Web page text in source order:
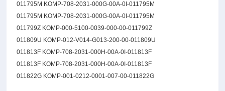
011795M KOMP-708-2031-000G-00A-0I-011795M
011795M KOMP-708-2031-000G-00A-0I-011795M
011799Z KOMP-000-5100-0039-000-00-011799Z
011809U KOMP-012-V014-G013-200-00-011809U
011813F KOMP-708-2031-000H-00A-0I-011813F
011813F KOMP-708-2031-000H-00A-0I-011813F
011822G KOMP-001-0212-0001-007-00-011822G